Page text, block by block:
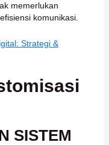
memerlukan
komunikasi.
Strategi &
SISTEM